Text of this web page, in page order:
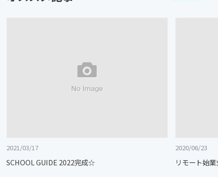
2021/03/17
SCHOOL GUIDE 2022完成☆
2020/06/23
リモート始